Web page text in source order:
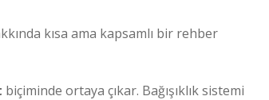
kısa ama kapsamlı bir rehber
biçiminde ortaya çıkar. Bağışıklık sistemi